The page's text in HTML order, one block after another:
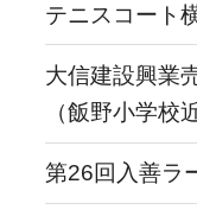
テニスコート横
大信建設興業
（飯野小学校
第26回入善ラ